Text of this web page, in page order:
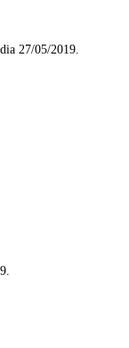
27/05/2019.